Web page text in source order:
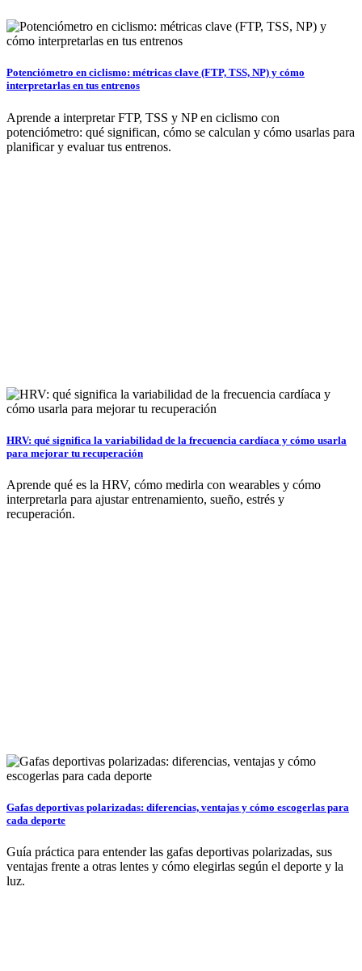
Potenciómetro en ciclismo: métricas clave (FTP, TSS, NP) y cómo
interpretarlas en tus entrenos
Aprende a interpretar FTP, TSS y NP en ciclismo con
potenciómetro: qué significan, cómo se calculan y cómo usarlas para
planificar y evaluar tus entrenos.
HRV: qué significa la variabilidad de la frecuencia cardíaca y cómo usarla
para mejorar tu recuperación
Aprende qué es la HRV, cómo medirla con wearables y cómo
interpretarla para ajustar entrenamiento, sueño, estrés y
recuperación.
Gafas deportivas polarizadas: diferencias, ventajas y cómo escogerlas para
cada deporte
Guía práctica para entender las gafas deportivas polarizadas, sus
ventajas frente a otras lentes y cómo elegirlas según el deporte y la
luz.